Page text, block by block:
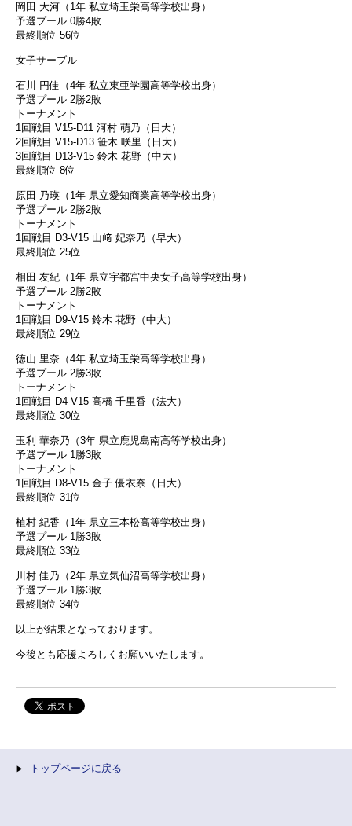
岡田 大河（1年 私立埼玉栄高等学校出身）
予選プール 0勝4敗
最終順位 56位
女子サーブル
石川 円佳（4年 私立東亜学園高等学校出身）
予選プール 2勝2敗
トーナメント
1回戦目 V15-D11 河村 萌乃（日大）
2回戦目 V15-D13 笹木 咲里（日大）
3回戦目 D13-V15 鈴木 花野（中大）
最終順位 8位
原田 乃瑛（1年 県立愛知商業高等学校出身）
予選プール 2勝2敗
トーナメント
1回戦目 D3-V15 山﨑 妃奈乃（早大）
最終順位 25位
相田 友紀（1年 県立宇都宮中央女子高等学校出身）
予選プール 2勝2敗
トーナメント
1回戦目 D9-V15 鈴木 花野（中大）
最終順位 29位
徳山 里奈（4年 私立埼玉栄高等学校出身）
予選プール 2勝3敗
トーナメント
1回戦目 D4-V15 高橋 千里香（法大）
最終順位 30位
玉利 華奈乃（3年 県立鹿児島南高等学校出身）
予選プール 1勝3敗
トーナメント
1回戦目 D8-V15 金子 優衣奈（日大）
最終順位 31位
植村 紀香（1年 県立三本松高等学校出身）
予選プール 1勝3敗
最終順位 33位
川村 佳乃（2年 県立気仙沼高等学校出身）
予選プール 1勝3敗
最終順位 34位
以上が結果となっております。
今後とも応援よろしくお願いいたします。
トップページに戻る